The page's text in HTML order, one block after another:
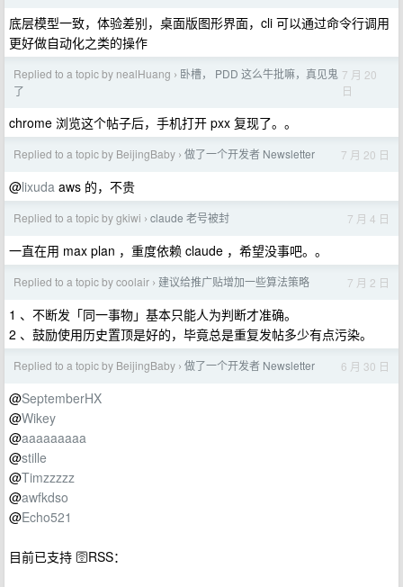
底层模型一致，体验差别，桌面版图形界面，cli 可以通过命令行调用
更好做自动化之类的操作
Replied to a topic by nealHuang › 卧槽， PDD 这么牛批嘛，真见鬼
了
7 月 20
日
chrome 浏览这个帖子后，手机打开 pxx 复现了。。
Replied to a topic by BeijingBaby › 做了一个开发者 Newsletter 7 月 20 日
@lixuda aws 的，不贵
Replied to a topic by gkiwi › claude 老号被封 7 月 4 日
一直在用 max plan ，重度依赖 claude ，希望没事吧。。
Replied to a topic by coolair › 建议给推广贴增加一些算法策略 7 月 2 日
1 、不断发「同一事物」基本只能人为判断才准确。
2 、鼓励使用历史置顶是好的，毕竟总是重复发帖多少有点污染。
Replied to a topic by BeijingBaby › 做了一个开发者 Newsletter 6 月 30 日
@SeptemberHX
@Wikey
@aaaaaaaaa
@stille
@Timzzzzz
@awfkdso
@Echo521
目前已支持 🛜RSS：